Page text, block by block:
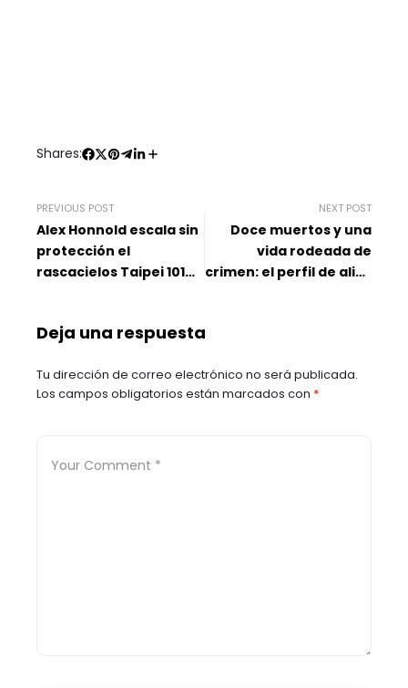
Shares:
PREVIOUS POST
Alex Honnold escala sin
protección el
rascacielos Taipei 101
NEXT POST
Doce muertos y una
vida rodeada de
crimen: el perfil de alias
Deja una respuesta
Tu dirección de correo electrónico no será publicada.
Los campos obligatorios están marcados con *